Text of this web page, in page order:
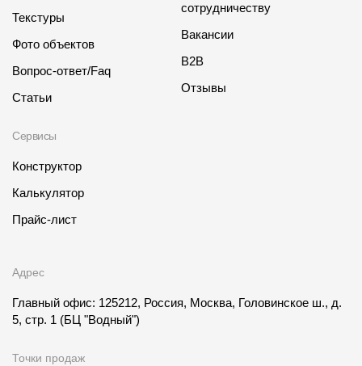
Текстуры
Фото объектов
Вопрос-ответ/Faq
Статьи
Сервисы
Конструктор
Калькулятор
Прайс-лист
сотрудничеству
Вакансии
B2B
Отзывы
Адрес
Главный офис: 125212, Россия, Москва, Головинское ш., д.
5, стр. 1 (БЦ "Водный")
Точки продаж